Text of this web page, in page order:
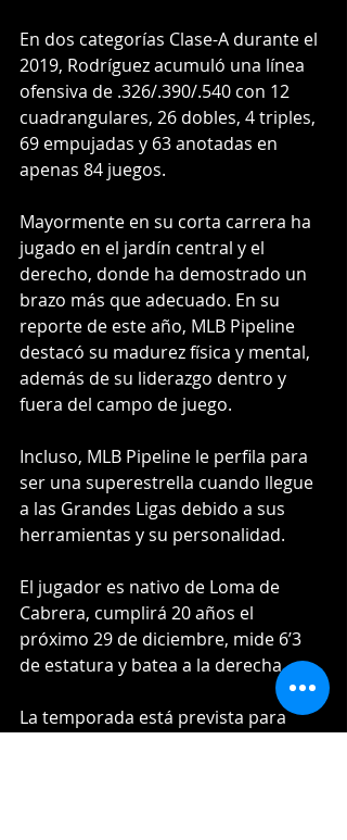
En dos categorías Clase-A durante el
2019, Rodríguez acumuló una línea
ofensiva de .326/.390/.540 con 12
cuadrangulares, 26 dobles, 4 triples,
69 empujadas y 63 anotadas en
apenas 84 juegos.
Mayormente en su corta carrera ha
jugado en el jardín central y el
derecho, donde ha demostrado un
brazo más que adecuado. En su
reporte de este año, MLB Pipeline
destacó su madurez física y mental,
además de su liderazgo dentro y
fuera del campo de juego.
Incluso, MLB Pipeline le perfila para
ser una superestrella cuando llegue
a las Grandes Ligas debido a sus
herramientas y su personalidad.
El jugador es nativo de Loma de
Cabrera, cumplirá 20 años el
próximo 29 de diciembre, mide 6’3
de estatura y batea a la derecha.
La temporada está prevista para